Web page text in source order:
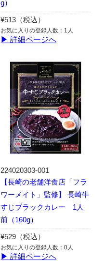
g）
¥513（税込）
お気に入りの登録人数：1人
▶ 詳細ページへ
224020303-001
【長崎の老舗洋食店「フラ
ワーメイト」監修】 長崎牛
すじブラックカレー 1人
前（160g）
¥529（税込）
お気に入りの登録人数：0人
▶ 詳細ページへ